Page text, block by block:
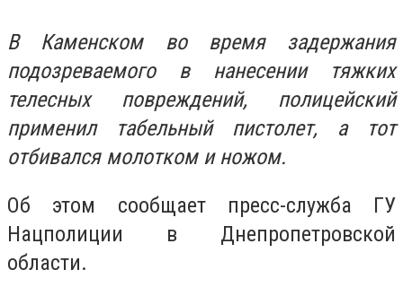
В Каменском во время задержания
подозреваемого в нанесении тяжких
телесных повреждений, полицейский
применил табельный пистолет, а тот
отбивался молотком и ножом.
Об этом сообщает пресс-служба ГУ
Нацполиции в Днепропетровской
области.